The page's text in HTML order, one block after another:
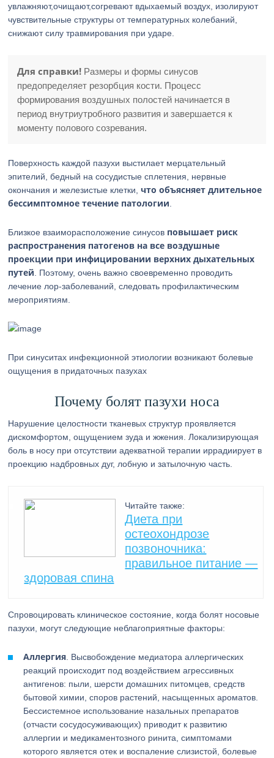
увлажняют,очищают,согревают вдыхаемый воздух, изолируют
чувствительные структуры от температурных колебаний,
снижают силу травмирования при ударе.
Для справки! Размеры и формы синусов
предопределяет резорбция кости. Процесс
формирования воздушных полостей начинается в
период внутриутробного развития и завершается к
моменту полового созревания.
Поверхность каждой пазухи выстилает мерцательный
эпителий, бедный на сосудистые сплетения, нервные
окончания и железистые клетки,что объясняет длительное
бессимптомное течение патологии
Близкое взаиморасположение синусов повышает риск
распространения патогенов на все воздушные
проекции при инфицировании верхних дыхательных
путей . Поэтому, очень важно своевременно проводить
лечение лор-заболеваний, следовать профилактическим
мероприятиям.
При синуситах инфекционной этиологии возникают болевые
ощущения в придаточных пазухах
Почему болят пазухи носа
Нарушение целостности тканевых структур проявляется
дискомфортом, ощущением зуда и жжения. Локализирующая
боль в носу при отсутствии адекватной терапии иррадиирует в
проекцию надбровных дуг, лобную и затылочную часть.
Читайте также:
Диета при
остеохондрозе
позвоночника:
правильное питание —
здоровая спина
Спровоцировать клиническое состояние, когда болят носовые
пазухи, могут следующие неблагоприятные факторы:
Аллергия . Высвобождение медиатора аллергических
реакций происходит под воздействием агрессивных
антигенов: пыли, шерсти домашних питомцев, средств
бытовой химии, споров растений, насыщенных ароматов.
Бессистемное использование назальных препаратов
(отчасти сосудосуживающих) приводит к развитию
аллергии и медикаментозного ринита, симптомами
которого является отек и воспаление слизистой, болевые